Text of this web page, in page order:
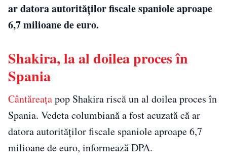
ar datora autorităţilor fiscale spaniole aproape
6,7 milioane de euro.
Shakira, la al doilea proces în
Spania
Cântăreaţapop Shakira riscă un al doilea proces în
Spania. Vedeta columbiană a fost acuzată că ar
datora autorităţilor fiscale spaniole aproape 6,7
milioane de euro, informează DPA.